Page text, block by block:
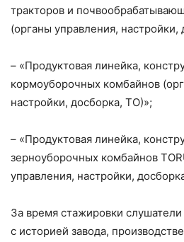
тракторов и
(органы управления, настройки,
– «Продуктовая линейка,
кормоуборочных комбайнов
настройки, досборка, ТО)»;
– «Продуктовая линейка,
зерноуборочных комбайнов
управления, настройки,
За время стажировки
с историей завода,